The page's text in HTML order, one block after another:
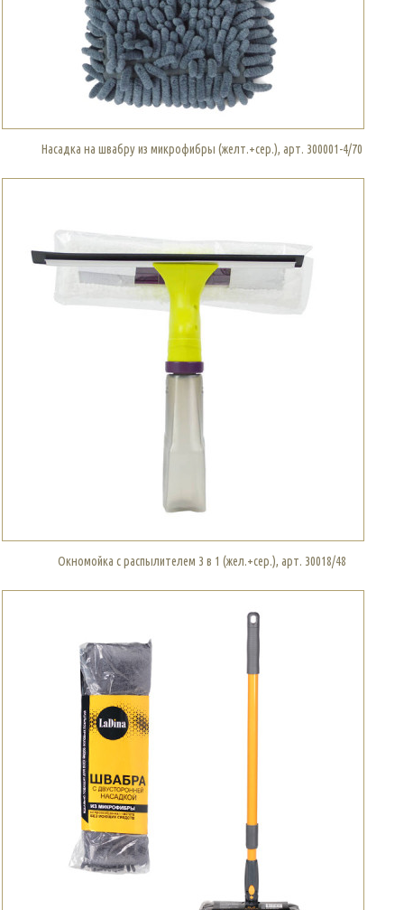
Насадка на швабру из микрофибры (желт.+сер.), арт. 300001-4/70
Окномойка с распылителем 3 в 1 (жел.+сер.), арт. 30018/48